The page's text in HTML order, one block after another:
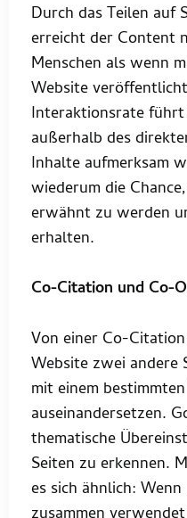
Durch das Teilen auf
erreicht der Content
Menschen als wenn
Website
Interaktionsrate führt
außerhalb des
Inhalte aufmerksam
wiederum die
erwähnt zu werden
erhalten.
Co-Citation und Co-
Von einer Co-
Website zwei andere
mit einem
auseinandersetzen.
thematische
Seiten zu erkennen.
es sich ähnlich: